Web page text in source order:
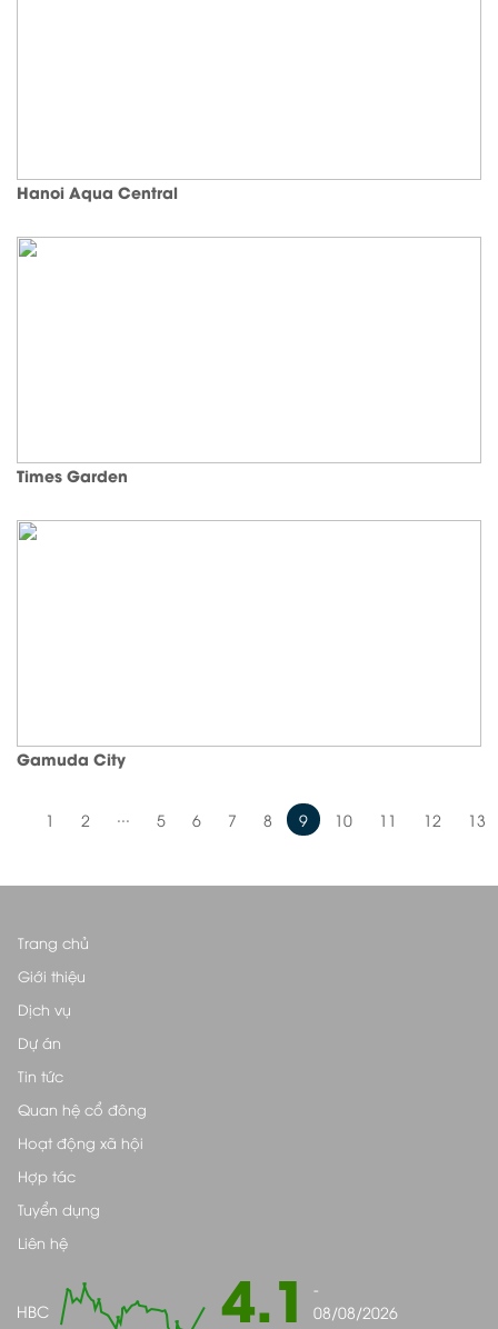
Hanoi Aqua Central
Times Garden
Gamuda City
1 2 ... 5 6 7 8 9 10 11 12 13
Trang chủ
Giới thiệu
Dịch vụ
Dự án
Tin tức
Quan hệ cổ đông
Hoạt động xã hội
Hợp tác
Tuyển dụng
Liên hệ
HBC 4.1
-
08/08/2026